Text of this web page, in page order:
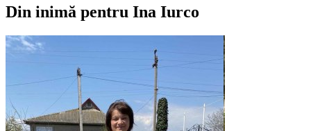
Din inimă pentru Ina Iurco